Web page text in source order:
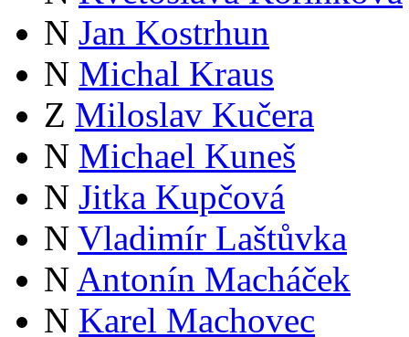
N Jan Kostrhun
N Michal Kraus
Z Miloslav Kučera
N Michael Kuneš
N Jitka Kupčová
N Vladimír Laštůvka
N Antonín Macháček
N Karel Machovec